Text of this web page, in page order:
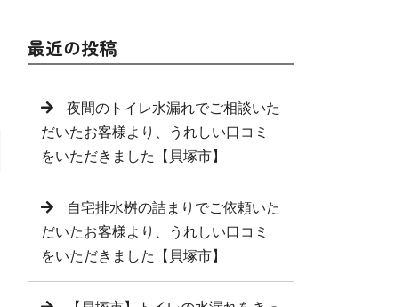
最近の投稿
夜間のトイレ水漏れでご相談いた
だいたお客様より、うれしい口コミ
をいただきました【貝塚市】
自宅排水桝の詰まりでご依頼いた
だいたお客様より、うれしい口コミ
をいただきました【貝塚市】